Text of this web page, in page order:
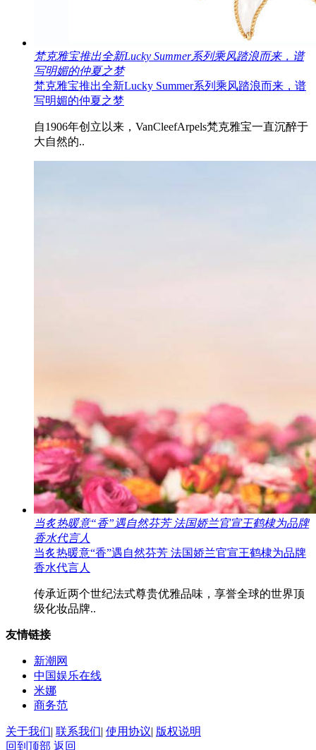
梵克雅宝推出全新Lucky Summer系列乘风踏浪而来，谱
写明媚的仲夏之梦
梵克雅宝推出全新Lucky Summer系列乘风踏浪而来，谱
写明媚的仲夏之梦
自1906年创立以来，VanCleefArpels梵克雅宝一直沉醉于
大自然的..
当炙热暖意“香”遇自然芬芳 法国娇兰官宣王鹤棣为品牌
香水代言人
当炙热暖意“香”遇自然芬芳 法国娇兰官宣王鹤棣为品牌
香水代言人
传承近两个世纪法式尊贵优雅品味，享誉全球的世界顶
级化妆品牌..
友情链接
新潮网
中国娱乐在线
米娜
商务范
关于我们| 联系我们| 使用协议| 版权说明
回到顶部 返回